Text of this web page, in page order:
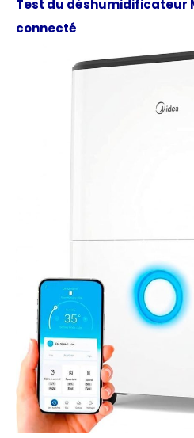
Test du déshumidificateur
connecté